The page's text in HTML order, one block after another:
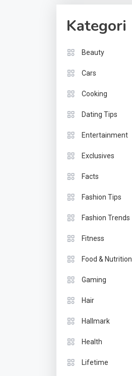
Kategori
Beauty
Cars
Cooking
Dating Tips
Entertainment
Exclusives
Facts
Fashion Tips
Fashion Trends
Fitness
Food & Nutrition
Gaming
Hair
Hallmark
Health
Lifetime